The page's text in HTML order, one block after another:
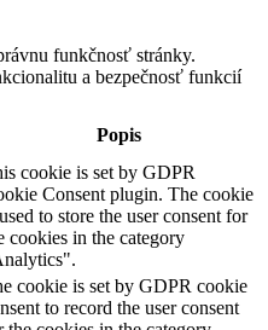
funkčnosť stránky.
a bezpečnosť funkcií
Popis
cookie is set by GDPR
Consent plugin. The cookie
to store the user consent for
cookies in the category
cookie is set by GDPR cookie
to record the user consent